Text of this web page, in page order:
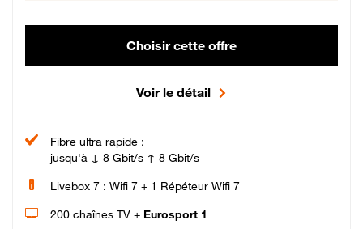
Choisir cette offre
Voir le détail
Fibre ultra rapide :
jusqu'à ↓ 8 Gbit/s ↑ 8 Gbit/s
Livebox 7 : Wifi 7 + 1 Répéteur Wifi 7
200 chaînes TV + Eurosport 1